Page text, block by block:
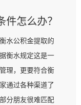
怎么办？
水公积金提取的
衡水规定这是一
理，更要符合衡
通过各种渠道了
分朋友很难匹配